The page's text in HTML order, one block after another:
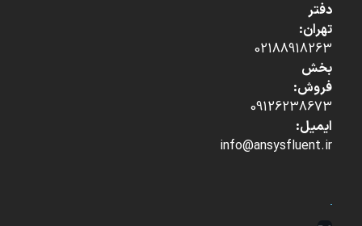
دفتر
تهران:
02188918263
بخش
فروش:
09126238673
ایمیل:
info@ansysfluent.ir